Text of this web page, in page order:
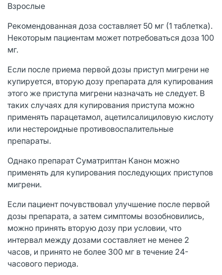
Взрослые
Рекомендованная доза составляет 50 мг (1 таблетка).
Некоторым пациентам может потребоваться доза 100
мг.
Если после приема первой дозы приступ мигрени не
купируется, вторую дозу препарата для купирования
этого же приступа мигрени назначать не следует. В
таких случаях для купирования приступа можно
применять парацетамол, ацетилсалициловую кислоту
или нестероидные противовоспалительные
препараты.
Однако препарат Суматриптан Канон можно
применять для купирования последующих приступов
мигрени.
Если пациент почувствовал улучшение после первой
дозы препарата, а затем симптомы возобновились,
можно принять вторую дозу при условии, что
интервал между дозами составляет не менее 2
часов, и принято не более 300 мг в течение 24-
часового периода.